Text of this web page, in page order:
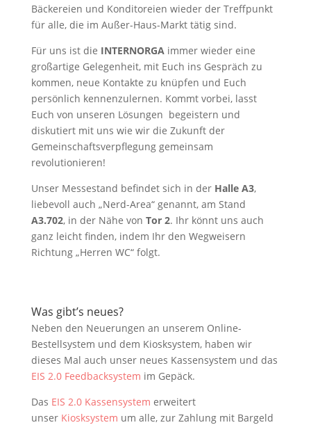
Bäckereien und Konditoreien wieder der Treffpunkt
für alle, die im Außer-Haus-Markt tätig sind.
Für uns ist die INTERNORGA immer wieder eine
großartige Gelegenheit, mit Euch ins Gespräch zu
kommen, neue Kontakte zu knüpfen und Euch
persönlich kennenzulernen. Kommt vorbei, lasst
Euch von unseren Lösungen begeistern und
diskutiert mit uns wie wir die Zukunft der
Gemeinschaftsverpflegung gemeinsam
revolutionieren!
Unser Messestand befindet sich in der Halle A3,
liebevoll auch „Nerd-Area“ genannt, am Stand
A3.702, in der Nähe von Tor 2. Ihr könnt uns auch
ganz leicht finden, indem Ihr den Wegweisern
Richtung „Herren WC“ folgt.
Was gibt’s neues?
Neben den Neuerungen an unserem Online-
Bestellsystem und dem Kiosksystem, haben wir
dieses Mal auch unser neues Kassensystem und das
EIS 2.0 Feedbacksystem im Gepäck.
Das EIS 2.0 Kassensystem erweitert
unser Kiosksystem um alle, zur Zahlung mit Bargeld